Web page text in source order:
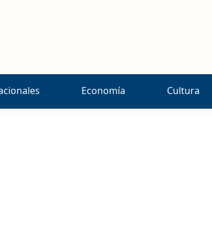
Economía Cultura